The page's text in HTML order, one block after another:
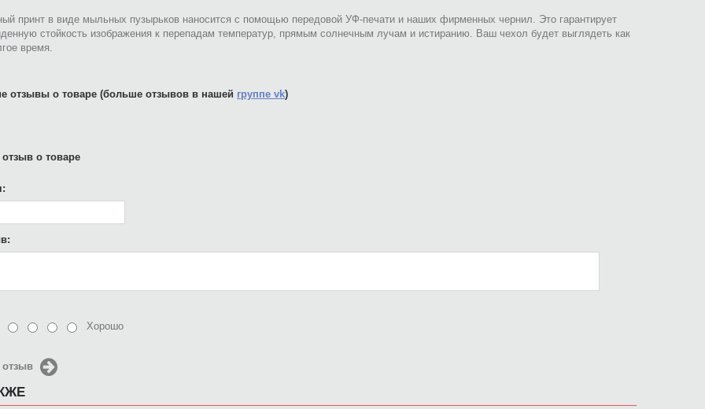
принт в виде мыльных пузырьков наносится с помощью передовой УФ-печати и наших фирменных чернил. Это гарантирует
стойкость изображения к перепадам температур, прямым солнечным лучам и истиранию. Ваш чехол будет выглядеть как
время.
отзывы о товаре (больше отзывов в нашей группе vk)
о товаре
Хорошо
отзыв